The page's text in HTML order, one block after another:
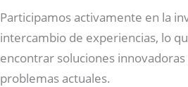
Participamos activamente en la
intercambio de experiencias, lo
encontrar soluciones
problemas actuales.